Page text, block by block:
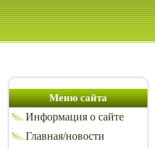
Меню сайта
Информация о сайте
Главная/новости